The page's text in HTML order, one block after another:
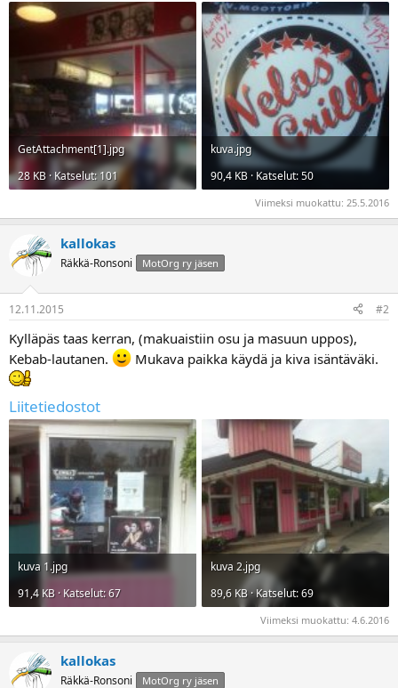
GetAttachment[1].jpg
28 KB · Katselut: 101
kuva.jpg
90,4 KB · Katselut: 50
Viimeksi muokattu: 25.5.2016
kallokas
Räkkä-Ronsoni MotOrg ry jäsen
12.11.2015 #2
Kylläpäs taas kerran, (makuaistiin osu ja masuun uppos),
Kebab-lautanen.
Mukava paikka käydä ja kiva isäntäväki.
Liitetiedostot
kuva 1.jpg
91,4 KB · Katselut: 67
kuva 2.jpg
89,6 KB · Katselut: 69
Viimeksi muokattu: 4.6.2016
kallokas
Räkkä-Ronsoni MotOrg ry jäsen